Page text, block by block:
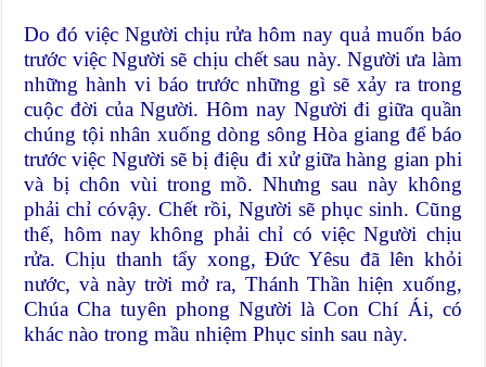
Do đó việc Người chịu rửa hôm nay quả muốn báo
trước việc Người sẽ chịu chết sau này. Người ưa làm
những hành vi báo trước những gì sẽ xảy ra trong
cuộc đời của Người. Hôm nay Người đi giữa quần
chúng tội nhân xuống dòng sông Hòa giang để báo
trước việc Người sẽ bị điệu đi xử giữa hàng gian phi
và bị chôn vùi trong mồ. Nhưng sau này không
phải chỉ cóvậy. Chết rồi, Người sẽ phục sinh. Cũng
thế, hôm nay không phải chỉ có việc Người chịu
rửa. Chịu thanh tẩy xong, Ðức Yêsu đã lên khỏi
nước, và này trời mở ra, Thánh Thần hiện xuống,
Chúa Cha tuyên phong Người là Con Chí Ái, có
khác nào trong mầu nhiệm Phục sinh sau này.